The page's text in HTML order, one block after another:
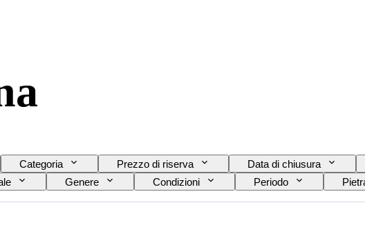
Categoria Prezzo di riserva Data di chiusura
Genere Condizioni Periodo
Gamma di colore Colore esatto Tipo di